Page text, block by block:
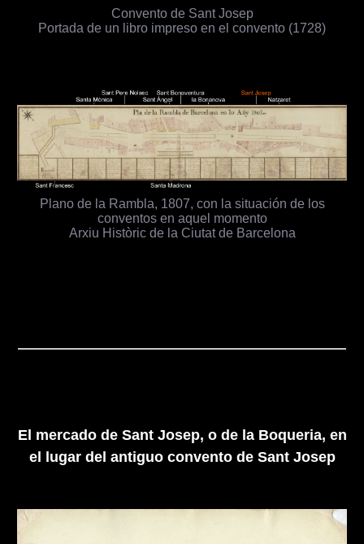
Convento de Sant Josep
Portada de un libro impreso en el convento (1728)
Plano de la Rambla, 1807, con la situación de los
conventos en aquel momento
Arxiu Històric de la Ciutat de Barcelona
El mercado de Sant Josep, o de la Boqueria, en
el lugar del antiguo convento de Sant Josep